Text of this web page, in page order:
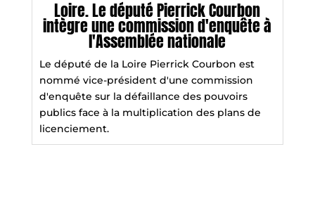
Loire. Le député Pierrick Courbon
intègre une commission d'enquête à
l'Assemblée nationale
Le député de la Loire Pierrick Courbon est
nommé vice-président d'une commission
d'enquête sur la défaillance des pouvoirs
publics face à la multiplication des plans de
licenciement.